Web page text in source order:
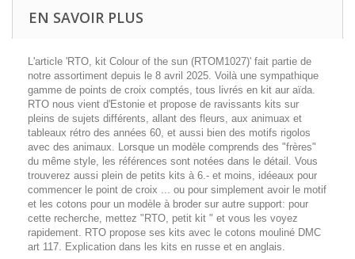
EN SAVOIR PLUS
L'article 'RTO, kit Colour of the sun (RTOM1027)' fait partie de
notre assortiment depuis le 8 avril 2025. Voilà une sympathique
gamme de points de croix comptés, tous livrés en kit aur aïda.
RTO nous vient d'Estonie et propose de ravissants kits sur
pleins de sujets différents, allant des fleurs, aux animuax et
tableaux rétro des années 60, et aussi bien des motifs rigolos
avec des animaux. Lorsque un modèle comprends des "frères"
du même style, les références sont notées dans le détail. Vous
trouverez aussi plein de petits kits à 6.- et moins, idéeaux pour
commencer le point de croix ... ou pour simplement avoir le motif
et les cotons pour un modèle à broder sur autre support: pour
cette recherche, mettez "RTO, petit kit " et vous les voyez
rapidement. RTO propose ses kits avec le cotons mouliné DMC
art 117. Explication dans les kits en russe et en anglais.